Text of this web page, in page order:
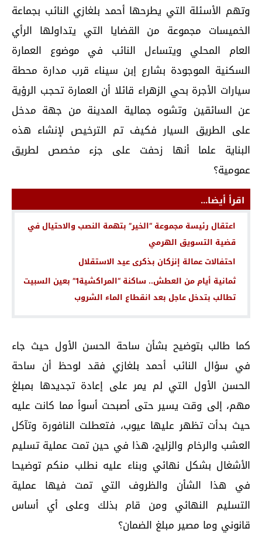
وتهم الأسئلة التي يطرحها أحمد بلغازي النائب بجماعة
الخميسات مجموعة من القضايا التي يتداولها الرأي
العام المحلي ويتساءل النائب في موضوع العمارة
السكنية الموجودة بشارع إبن سيناء قرب مدارة محطة
سيارات الأجرة بحي الزهراء قائلا أن العمارة تحجب الرؤية
عن السائقين وتشوه جمالية المدينة من جهة مدخل
على الطريق السيار فكيف تم الترخيص لإنشاء هذه
البناية علما أنها زحفت على جزء مخصص لطريق
عمومية؟
اقرأ أيضا...
اعتقال رئيسة مجموعة “الخير” بتهمة النصب والاحتيال في
قضية التسويق الهرمي
احتفالات عمالة إنزكان بذكرى عيد الاستقلال
ثمانية أيام من العطش.. ساكنة “المراكشية1” بعين السبيت
تطالب بتدخل عاجل بعد انقطاع الماء الشروب
كما طالب بتوضيح بشأن ساحة الحسن الأول حيث جاء
في سؤال النائب أحمد بلغازي فقد لوحظ أن ساحة
الحسن الأول التي لم يمر على إعادة تجديدها بمبلغ
مهم، إلى وقت يسير حتى أصبحت أسوأ مما كانت عليه
حيث بدأت تظهر عليها عيوب، فتعطلت النافورة وتآكل
العشب والرخام والزليج، هذا في حين تمت عملية تسليم
الأشغال بشكل نهائي وبناء عليه نطلب منكم توضيحا
في هذا الشأن والظروف التي تمت فيها عملية
التسليم النهائي ومن قام بذلك وعلى أي أساس
قانوني وما مصير مبلغ الضمان؟